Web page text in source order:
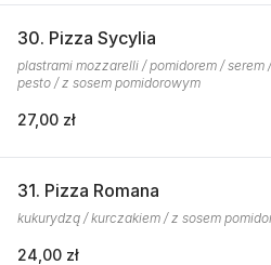
30. Pizza Sycylia
plastrami mozzarelli / pomidorem /
pesto / z sosem pomidorowym
27,00 zł
31. Pizza Romana
kukurydzą / kurczakiem / z sosem
24,00 zł